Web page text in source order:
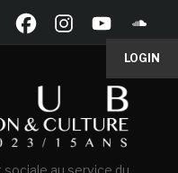
LOGIN
au service du